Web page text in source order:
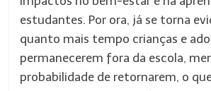
estudantes. Por ora, já se torna
quanto mais tempo crianças e
permanecerem fora da escola,
probabilidade de retornarem, o